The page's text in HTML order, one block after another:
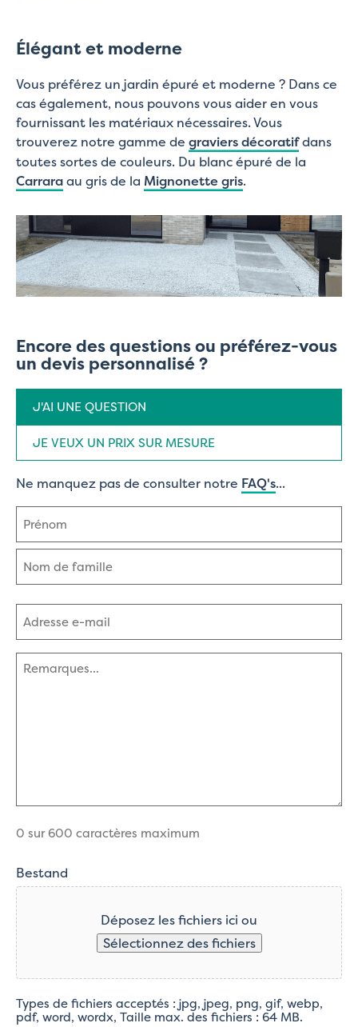
Élégant et moderne
Vous préférez un jardin épuré et moderne ? Dans ce
cas également, nous pouvons vous aider en vous
fournissant les matériaux nécessaires. Vous
trouverez notre gamme de graviers décoratifdans
toutes sortes de couleurs. Du blanc épuré de la
Carraraau gris de la Mignonette gris.
Encore des questions ou préférez-vous
un devis personnalisé ?
demande
(Nécessaire)
J'AI UNE QUESTION
JE VEUX UN PRIX SUR MESURE
Ne manquez pas de consulter notre FAQ's...
Nom
(Nécessaire)
Prénom
Adresse
e-
mail
(Nécessaire)
Commentaires
(Nécessaire)
0 sur 600 caractères maximum
Bestand
Déposez les fichiers ici ou
Sélectionnez des fichiers
Types de fichiers acceptés : jpg, jpeg, png, gif, webp,
pdf, word, wordx, Taille max. des fichiers : 64 MB.